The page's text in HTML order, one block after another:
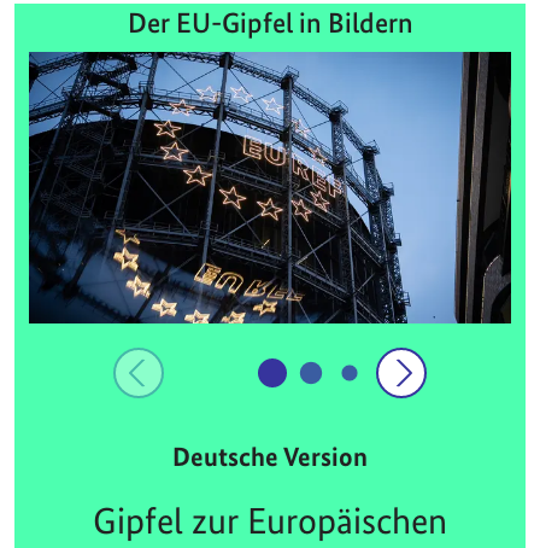
Der EU-Gipfel in Bildern
Deutsche Version
Gipfel zur Europäischen